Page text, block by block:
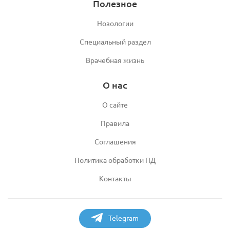
Полезное
Нозологии
Специальный раздел
Врачебная жизнь
О нас
О сайте
Правила
Соглашения
Политика обработки ПД
Контакты
Telegram